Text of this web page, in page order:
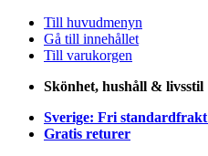
Till huvudmenyn
Gå till innehållet
Till varukorgen
Skönhet, hushåll & livsstil
Sverige: Fri standardfrakt
Gratis returer